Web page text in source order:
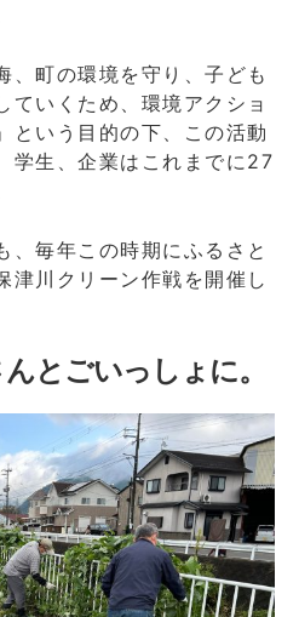
、町の環境を守り、子ども
ていくため、環境アクショ
という目的の下、この活動
学生、企業はこれまでに27
、毎年この時期にふるさと
津川クリーン作戦を開催し
とごいっしょに。